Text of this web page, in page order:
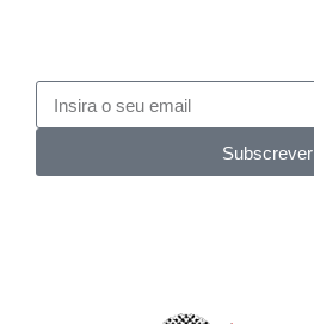
Subscrever